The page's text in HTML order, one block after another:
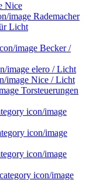
Nice
Rademacher
Licht
Becker /
elero / Licht
Nice / Licht
Torsteuerungen